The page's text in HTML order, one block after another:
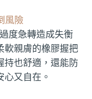
風險
度急轉造成失衡
軟親膚的橡膠握把
持也舒適，還能防
又自在。